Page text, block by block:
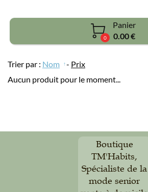
0
Panier
0.00 €
Trier par : Nom - Prix
Aucun produit pour le moment...
Boutique
TM'Habits,
Spécialiste de la
mode senior